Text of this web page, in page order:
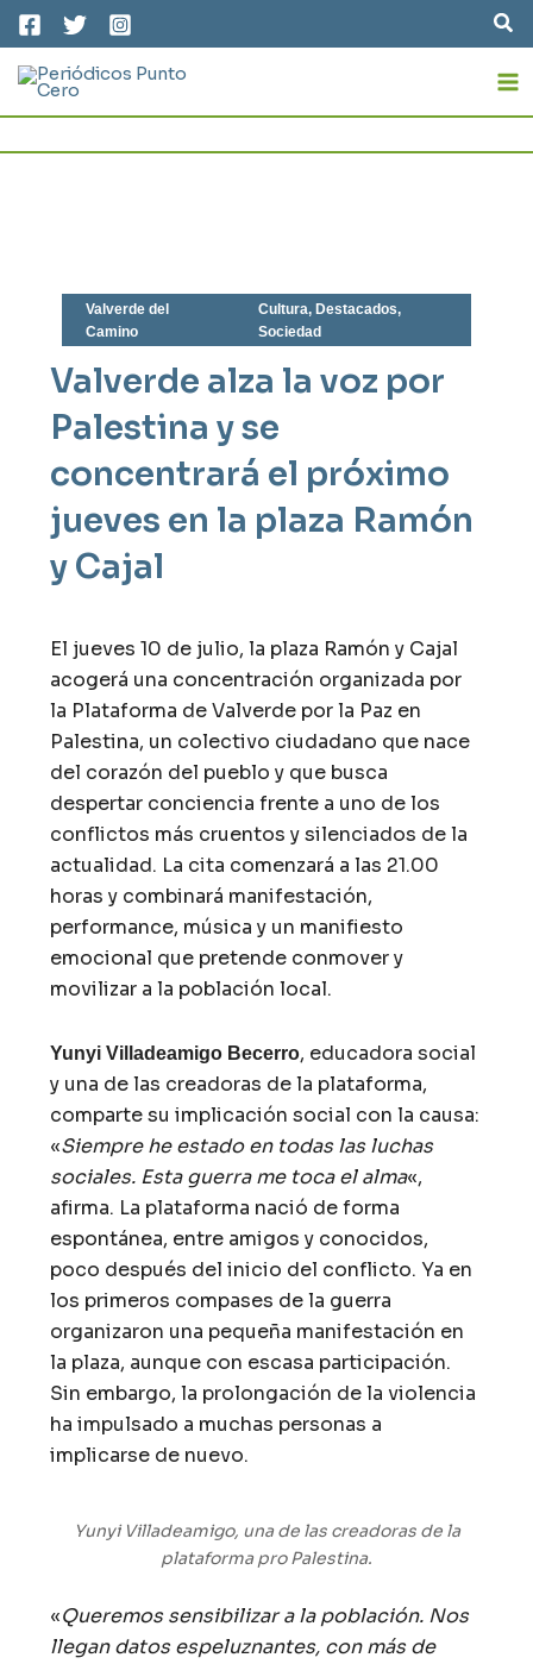
contenido
Valverde del
Camino
Cultura, Destacados,
Sociedad
Valverde alza la voz por
Palestina y se
concentrará el próximo
jueves en la plaza Ramón
y Cajal
El jueves 10 de julio, la plaza Ramón y Cajal
acogerá una concentración organizada por
la Plataforma de Valverde por la Paz en
Palestina, un colectivo ciudadano que nace
del corazón del pueblo y que busca
despertar conciencia frente a uno de los
conflictos más cruentos y silenciados de la
actualidad. La cita comenzará a las 21.00
horas y combinará manifestación,
performance, música y un manifiesto
emocional que pretende conmover y
movilizar a la población local.
Yunyi Villadeamigo Becerro, educadora social
y una de las creadoras de la plataforma,
comparte su implicación social con la causa:
«Siempre he estado en todas las luchas
sociales. Esta guerra me toca el alma«,
afirma. La plataforma nació de forma
espontánea, entre amigos y conocidos,
poco después del inicio del conflicto. Ya en
los primeros compases de la guerra
organizaron una pequeña manifestación en
la plaza, aunque con escasa participación.
Sin embargo, la prolongación de la violencia
ha impulsado a muchas personas a
implicarse de nuevo.
Yunyi Villadeamigo, una de las creadoras de la
plataforma pro Palestina.
«Queremos sensibilizar a la población. Nos
llegan datos espeluznantes, con más de